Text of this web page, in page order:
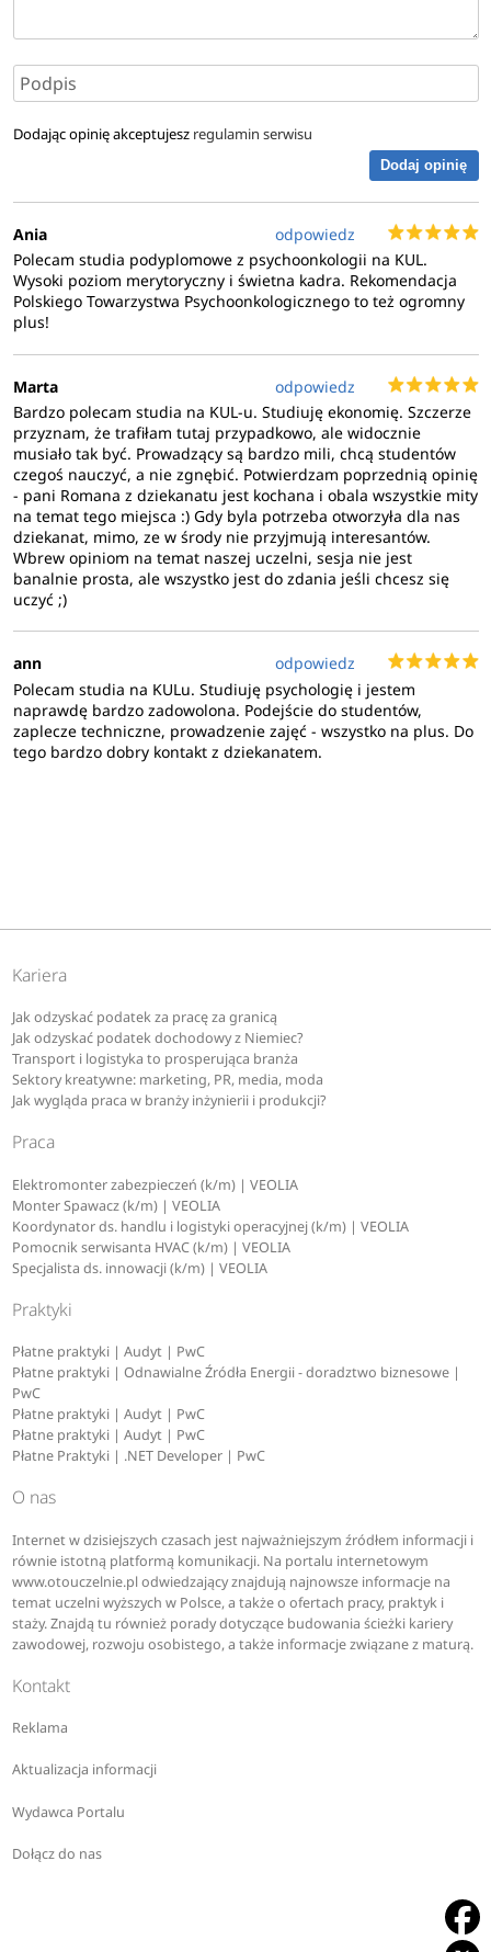
Dodając opinię akceptujesz regulamin serwisu
Dodaj opinię
Ania
odpowiedz
Polecam studia podyplomowe z psychoonkologii na KUL.
Wysoki poziom merytoryczny i świetna kadra. Rekomendacja
Polskiego Towarzystwa Psychoonkologicznego to też ogromny
plus!
Marta
odpowiedz
Bardzo polecam studia na KUL-u. Studiuję ekonomię. Szczerze
przyznam, że trafiłam tutaj przypadkowo, ale widocznie
musiało tak być. Prowadzący są bardzo mili, chcą studentów
czegoś nauczyć, a nie zgnębić. Potwierdzam poprzednią opinię
- pani Romana z dziekanatu jest kochana i obala wszystkie mity
na temat tego miejsca :) Gdy byla potrzeba otworzyła dla nas
dziekanat, mimo, ze w środy nie przyjmują interesantów.
Wbrew opiniom na temat naszej uczelni, sesja nie jest
banalnie prosta, ale wszystko jest do zdania jeśli chcesz się
uczyć ;)
ann
odpowiedz
Polecam studia na KULu. Studiuję psychologię i jestem
naprawdę bardzo zadowolona. Podejście do studentów,
zaplecze techniczne, prowadzenie zajęć - wszystko na plus. Do
tego bardzo dobry kontakt z dziekanatem.
Kariera
Jak odzyskać podatek za pracę za granicą
Jak odzyskać podatek dochodowy z Niemiec?
Transport i logistyka to prosperująca branża
Sektory kreatywne: marketing, PR, media, moda
Jak wygląda praca w branży inżynierii i produkcji?
Praca
Elektromonter zabezpieczeń (k/m) | VEOLIA
Monter Spawacz (k/m) | VEOLIA
Koordynator ds. handlu i logistyki operacyjnej (k/m) | VEOLIA
Pomocnik serwisanta HVAC (k/m) | VEOLIA
Specjalista ds. innowacji (k/m) | VEOLIA
Praktyki
Płatne praktyki | Audyt | PwC
Płatne praktyki | Odnawialne Źródła Energii - doradztwo biznesowe |
PwC
Płatne praktyki | Audyt | PwC
Płatne praktyki | Audyt | PwC
Płatne Praktyki | .NET Developer | PwC
O nas
Internet w dzisiejszych czasach jest najważniejszym źródłem informacji i
równie istotną platformą komunikacji. Na portalu internetowym
www.otouczelnie.pl odwiedzający znajdują najnowsze informacje na
temat uczelni wyższych w Polsce, a także o ofertach pracy, praktyk i
staży. Znajdą tu również porady dotyczące budowania ścieżki kariery
zawodowej, rozwoju osobistego, a także informacje związane z maturą.
Kontakt
Reklama
Aktualizacja informacji
Wydawca Portalu
Dołącz do nas